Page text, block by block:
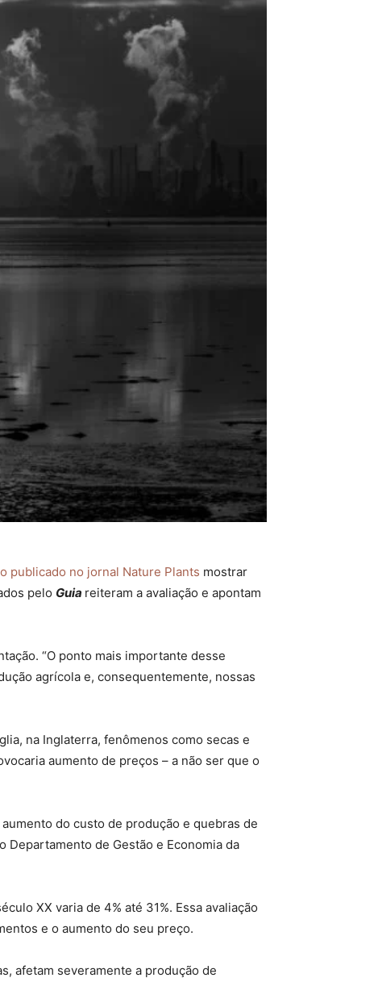
publicado no jornal Nature Plants mostrar
pelo Guia reiteram a avaliação e apontam
“O ponto mais importante desse
agrícola e, consequentemente, nossas
na Inglaterra, fenômenos como secas e
aumento de preços – a não ser que o
do custo de produção e quebras de
Departamento de Gestão e Economia da
XX varia de 4% até 31%. Essa avaliação
e o aumento do seu preço.
afetam severamente a produção de